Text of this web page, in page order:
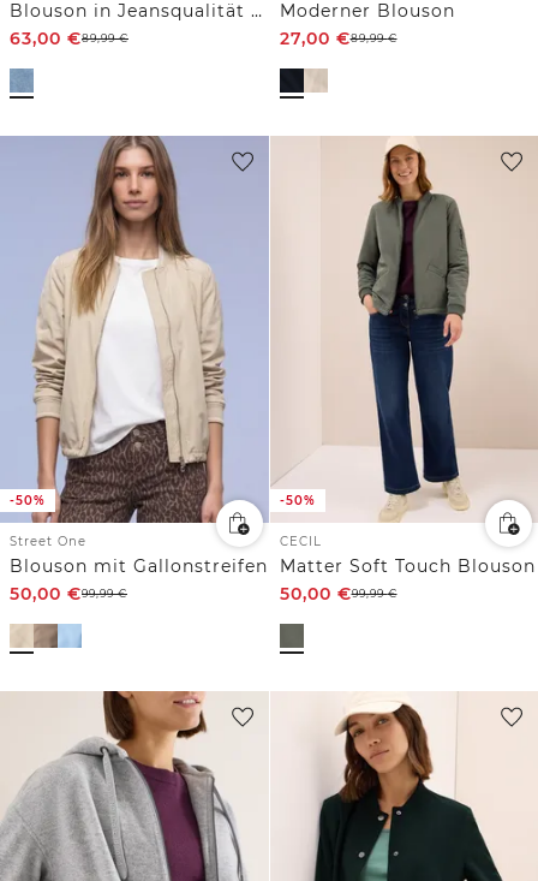
Blouson in Jeansqualität mit Zipper
63,00 €89,99€
Moderner Blouson
27,00 €89,99€
-50%
Street One
Blouson mit Gallonstreifen
50,00 €99,99€
-50%
CECIL
Matter Soft Touch Blouson
50,00 €99,99€